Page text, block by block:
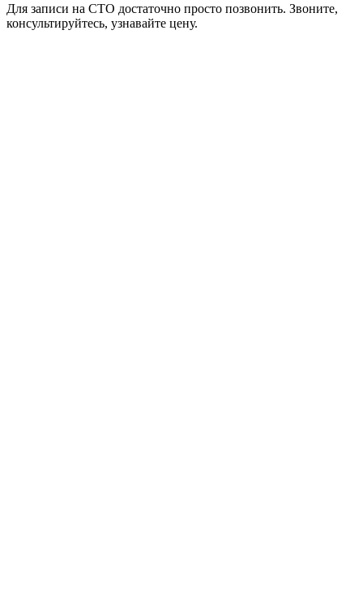
Для записи на СТО достаточно просто позвонить. Звоните,
консультируйтесь, узнавайте цену.